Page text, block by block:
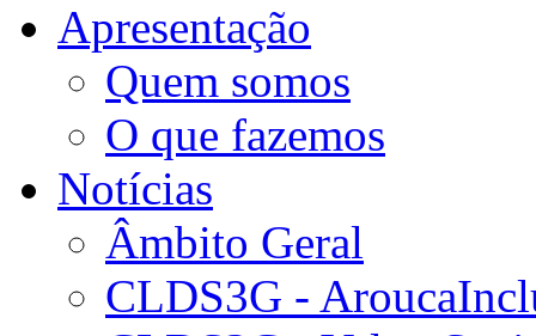
Apresentação
Quem somos
O que fazemos
Notícias
Âmbito Geral
CLDS3G -